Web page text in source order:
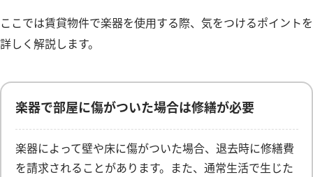
ここでは賃貸物件で楽器を使用する際、気をつけるポイントを
詳しく解説します。
楽器で部屋に傷がついた場合は修繕が必要
楽器によって壁や床に傷がついた場合、退去時に修繕費
を請求されることがあります。また、通常生活で生じた